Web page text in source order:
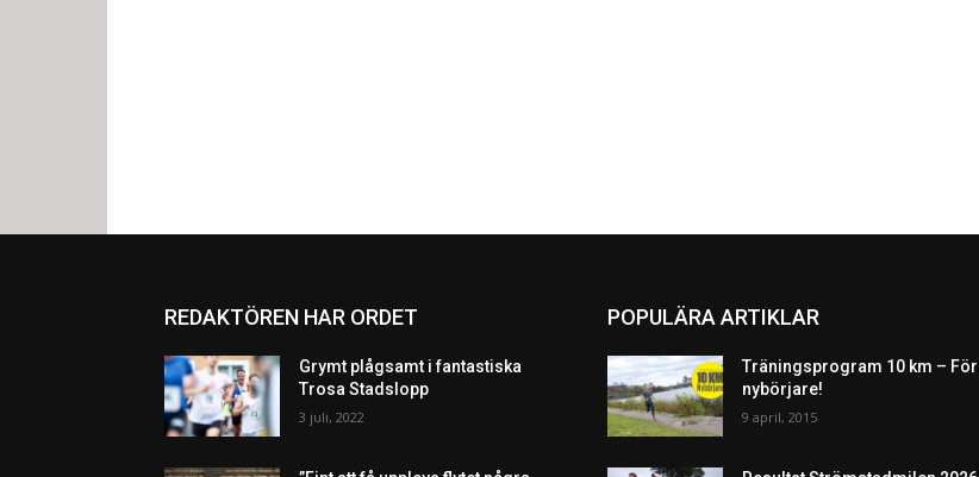
REDAKTÖREN HAR ORDET
Grymt plågsamt i fantastiska
Trosa Stadslopp
3 juli, 2022
POPULÄRA ARTIKLAR
Träningsprogram 10 km – För
nybörjare!
9 april, 2015